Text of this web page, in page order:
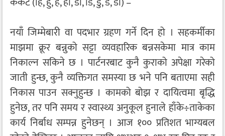
नयाँ जिम्मेबारी वा पदभार ग्रहण गर्ने दिन हो । सहकर्मीका
माझमा क्रूर बन्नुको सट्टा व्यवहारिक बन्नसकेमा मात्र काम
निकाल्न सकिने छ । पार्टनरबाट कुनै कुराको अपेक्षा गरेको
जाती हुन्छ, कुनै व्यक्तिगत समस्या छ भने पनि बताएमा सही
निकास पाउन सक्नुहुन्छ । कामको बोझ र दायित्वमा बृद्धि
हुनेछ, तर पनि समय र स्वास्थ्य अनुकूल हुनाले हाँके÷ताकेका
कार्य निर्बाध सम्पन्न हुनेछन् । आज १०० प्रतिशत भाग्यबल